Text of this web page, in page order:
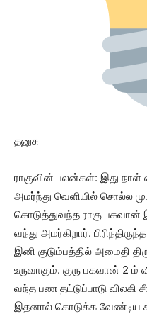
தனுசு
ராகுவின் பலன்கள்: இது நாள்
அமர்ந்து வெளியில் சொல்ல
கொடுத்துவந்த ராகு பகவான்
வந்து அமர்கிறார்.
இனி குடும்பத்தில் அமைதி
உருவாகும். குரு பகவான் 2 ம்
வந்த பண தட்டுப்பாடு விலகி
இதனால் கொடுக்க வேண்டிய